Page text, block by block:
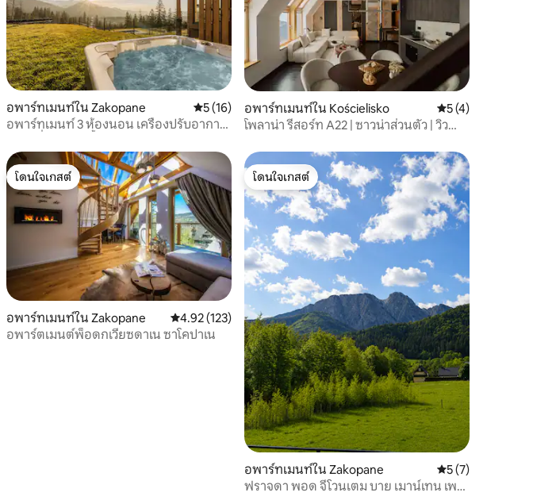
ลี่ย 5 จาก 5, 11 รีวิว
อพาร์ทเมนท์ใน Zakopane คะแนนเฉลี่ย 5 จาก 5, 16 รีวิว
5 (16)
อพาร์ทเมนท์ 3 ห้องนอน เครื่องปรับอากาศ
อพาร์ทเมนท์ใน Kościelisko คะแนนเฉลี่ย 5 จา
5 (4)
โพลาน่า รีสอร์ท A22 | ซาวน่าส่วนตัว | วิว
จาก 5, 36 รีวิว
โดนใจเกสต์
โดนใจเกสต์
อพาร์ทเมนท์ใน Zakopane คะแนนเฉลี่ย 4.92 จาก 5, 123 รีวิว
4.92 (123)
อพาร์ตเมนต์พ็อดกเวียซดาเน ซาโคปาเน
โดนใจเกสต์
โดนใจเกสต์
อพาร์ทเมนท์ใน Zakopane คะแนนเฉลี่ย 5 จา
5 (7)
ฟราจดา พอด จีโวนเตม บาย เมาน์เทน เพรส